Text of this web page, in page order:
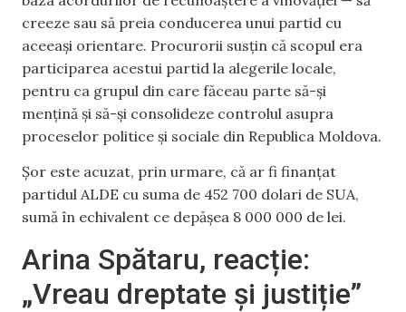
creeze sau să preia conducerea unui partid cu
aceeași orientare. Procurorii susțin că scopul era
participarea acestui partid la alegerile locale,
pentru ca grupul din care făceau parte să-și
mențină și să-și consolideze controlul asupra
proceselor politice și sociale din Republica Moldova.
Șor este acuzat, prin urmare, că ar fi finanțat
partidul ALDE cu suma de 452 700 dolari de SUA,
sumă în echivalent ce depășea 8 000 000 de lei.
Arina Spătaru, reacție:
„Vreau dreptate și justiție”